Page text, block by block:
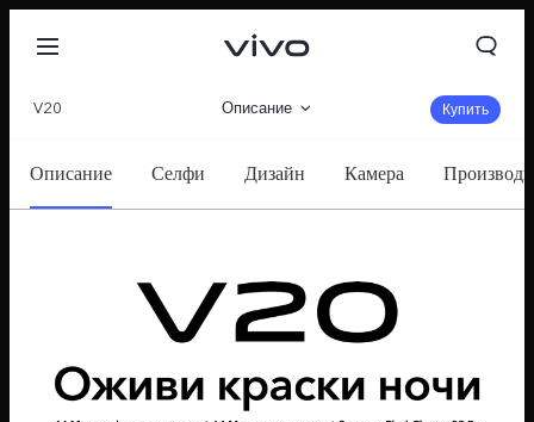
V20 Описание
360°
Купить
Описание Селфи Дизайн Камера